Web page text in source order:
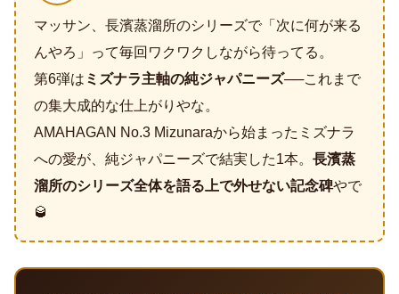
マッサン、長濱蒸溜所のシリーズで「次に何が来る
んやろ」って毎回ワクワクしながら待ってる。
第6弾は ミズナラ主軸の純ジャパニーズ──これまで
の集大成的な仕上がりやな。
AMAHAGAN No.3 Mizunaraから始まったミズナラ
への愛が、純ジャパニーズで結実した1本。 長濱蒸
溜所のシリーズ全体を語る上で外せない記念碑やで
🥃